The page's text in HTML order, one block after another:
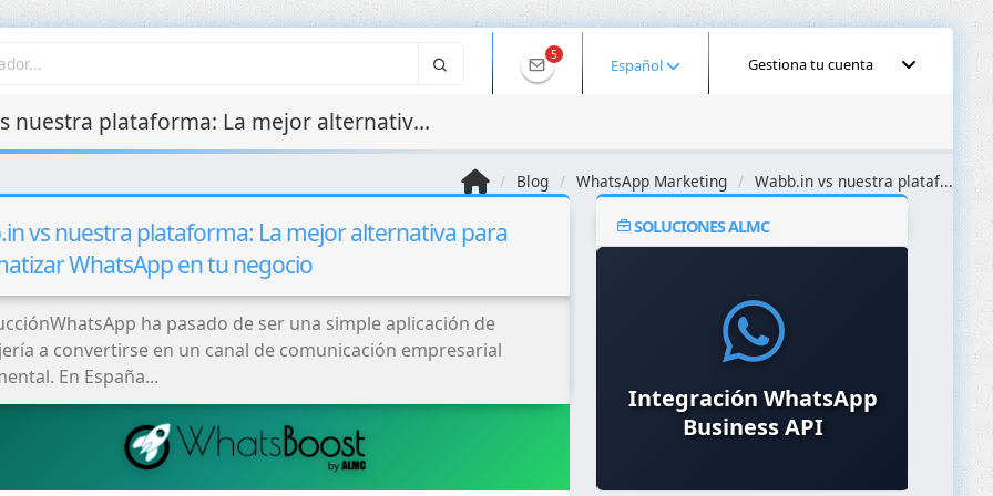
5
Español Gestiona tu cuenta
Wabb.in vs nuestra plataforma: La mejor alternativa para automatizar WhatsApp en tu negocio
Blog WhatsApp Marketing Wabb.in vs nuestra plataf...
vs nuestra plataforma: La mejor alternativa para
WhatsApp en tu negocio
ha pasado de ser una simple aplicación de
a convertirse en un canal de comunicación empresarial
En España...
SOLUCIONES ALMC
Gestión y
Monitorización de
Servidores
Integración WhatsApp
Business API
Protección Anti-DDoS y
Firewall WAF